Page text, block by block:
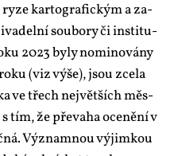
ry­ze kar­to­gra­fic­kým a za­
sou­bo­ry či in­sti­tu­
2023 by­ly no­mi­no­vá­ny
(viz vý­še), jsou zce­la
ve třech nej­vět­ších měs­
tím, že pře­va­ha oce­ně­ní v
Vý­znam­nou vý­jim­kou